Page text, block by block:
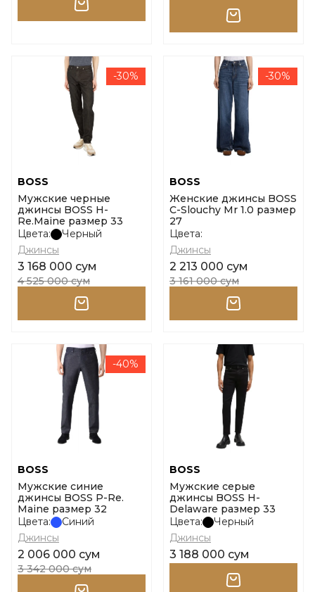
-30%
BOSS
Мужские черные
джинсы BOSS H-
Re.Maine размер 33
Цвета:
Черный
Джинсы
3 168 000 сум
4 525 000 сум
-30%
BOSS
Женские джинсы BOSS
C-Slouchy Mr 1.0 размер
27
Цвета:
Джинсы
2 213 000 сум
3 161 000 сум
-40%
BOSS
Мужские синие
джинсы BOSS P-Re.
Maine размер 32
Цвета:
Синий
Джинсы
2 006 000 сум
3 342 000 сум
BOSS
Мужские серые
джинсы BOSS H-
Delaware размер 33
Цвета:
Черный
Джинсы
3 188 000 сум